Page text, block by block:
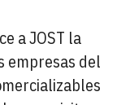
a JOST la
empresas del